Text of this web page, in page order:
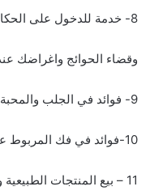
8- خدمة للدخول على الحكام والقضاة وارباب الاقلام
وقضاء الحوائج واغراضك
9- فوائد في الجلب والمحبة وجلب الحبيب
10-فوائد في فك المربوط عن زوجتك
11 – بيع المنتجات الطبيعية والزيوت المستخلصة منها